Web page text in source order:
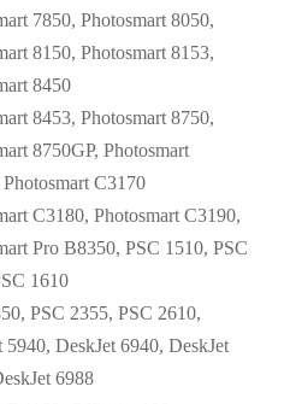
7850, Photosmart 8050,
8150, Photosmart 8153,
8450
8453, Photosmart 8750,
8750GP, Photosmart
C3170
C3180, Photosmart C3190,
Pro B8350, PSC 1510, PSC
1610
PSC 2355, PSC 2610,
5940, DeskJet 6940, DeskJet
6988